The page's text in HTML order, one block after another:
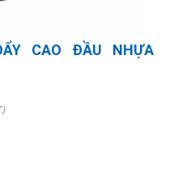
CAO ĐẦU NHỰA